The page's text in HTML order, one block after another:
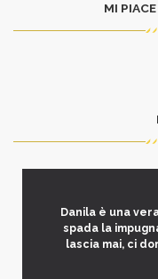
MI
Danila è una
spada la
lascia mai, ci